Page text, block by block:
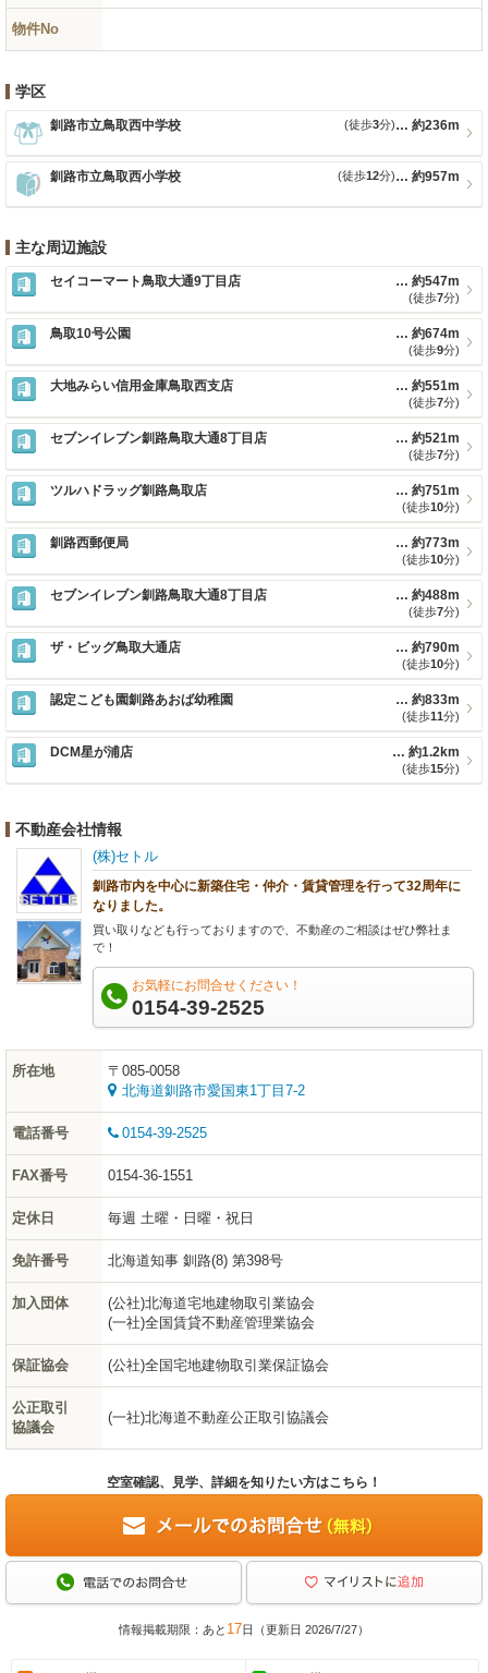
物件No
学区
釧路市立鳥取西中学校 約236m
(徒歩3分)
釧路市立鳥取西小学校 約957m
(徒歩12分)
主な周辺施設
セイコーマート鳥取大通9丁目店 約547m
(徒歩7分)
鳥取10号公園 約674m
(徒歩9分)
大地みらい信用金庫鳥取西支店 約551m
(徒歩7分)
セブンイレブン釧路鳥取大通8丁目店 約521m
(徒歩7分)
ツルハドラッグ釧路鳥取店 約751m
(徒歩10分)
釧路西郵便局 約773m
(徒歩10分)
セブンイレブン釧路鳥取大通8丁目店 約488m
(徒歩7分)
ザ・ビッグ鳥取大通店 約790m
(徒歩10分)
認定こども園釧路あおば幼稚園 約833m
(徒歩11分)
DCM星が浦店 約1.2km
(徒歩15分)
不動産会社情報
(株)セトル
釧路市内を中心に新築住宅・仲介・賃貸管理を行って32周年に
なりました。
買い取りなども行っておりますので、不動産のご相談はぜひ弊社ま
で！
お気軽にお問合せください！
0154-39-2525
所在地
〒085-0058
北海道釧路市愛国東1丁目7-2
電話番号 0154-39-2525
FAX番号 0154-36-1551
定休日 毎週 土曜・日曜・祝日
免許番号 北海道知事 釧路(8) 第398号
加入団体
(公社)北海道宅地建物取引業協会
(一社)全国賃貸不動産管理業協会
保証協会 (公社)全国宅地建物取引業保証協会
公正取引
協議会
(一社)北海道不動産公正取引協議会
空室確認、見学、詳細を知りたい方はこちら！
情報掲載期限：あと 17日（更新日 2026/7/27）